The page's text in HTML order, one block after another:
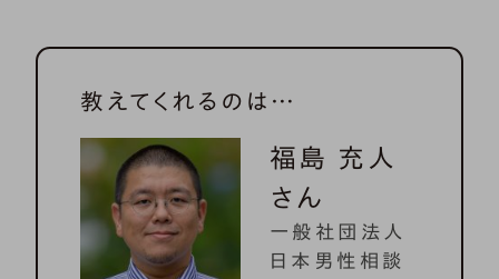
教えてくれるのは…
福島 充人
さん
一般社団法人
日本男性相談